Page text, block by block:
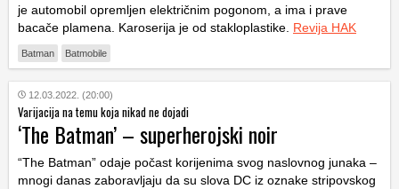
je automobil opremljen električnim pogonom, a ima i prave
bacače plamena. Karoserija je od stakloplastike. Revija HAK
Batman Batmobile
12.03.2022. (20:00)
Varijacija na temu koja nikad ne dojadi
‘The Batman’ – superherojski noir
“The Batman” odaje počast korijenima svog naslovnog junaka –
mnogi danas zaboravljaju da su slova DC iz oznake stripovskog